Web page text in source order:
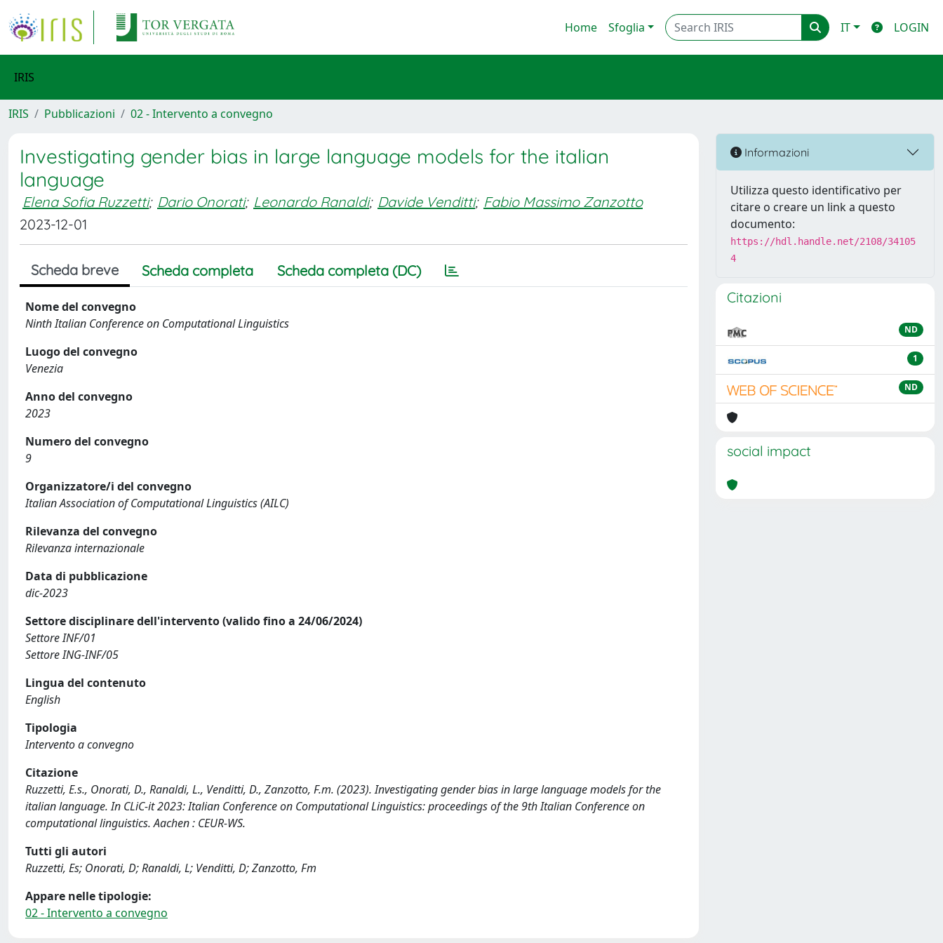
Home Sfoglia IT LOGIN
IRIS
IRIS Pubblicazioni 02 - Intervento a convegno
Investigating gender bias in large language models for the italian
language
Elena Sofia Ruzzetti; Dario Onorati; Leonardo Ranaldi; Davide Venditti; Fabio Massimo Zanzotto
2023-12-01
Scheda breve Scheda completa Scheda completa (DC)
Nome del convegno
Ninth Italian Conference on Computational Linguistics
Luogo del convegno
Venezia
Anno del convegno
2023
Numero del convegno
9
Organizzatore/i del convegno
Italian Association of Computational Linguistics (AILC)
Rilevanza del convegno
Rilevanza internazionale
Data di pubblicazione
dic-2023
Settore disciplinare dell'intervento (valido fino a 24/06/2024)
Settore INF/01
Settore ING-INF/05
Lingua del contenuto
English
Tipologia
Intervento a convegno
Citazione
Ruzzetti, E.s., Onorati, D., Ranaldi, L., Venditti, D., Zanzotto, F.m. (2023). Investigating gender bias in large language models for the
italian language. In CLiC-it 2023: Italian Conference on Computational Linguistics: proceedings of the 9th Italian Conference on
computational linguistics. Aachen : CEUR-WS.
Tutti gli autori
Ruzzetti, Es; Onorati, D; Ranaldi, L; Venditti, D; Zanzotto, Fm
Appare nelle tipologie:
02 - Intervento a convegno
Informazioni
Utilizza questo identificativo per
citare o creare un link a questo
documento:
https://hdl.handle.net/2108/34105
4
Citazioni
ND
1
ND
social impact